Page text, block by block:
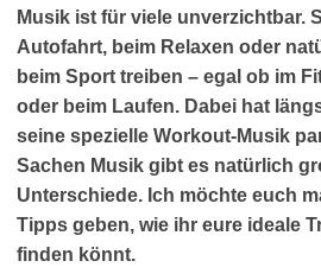
Musik ist für viele unverzichtbar.
Autofahrt, beim Relaxen oder
beim Sport treiben – egal ob im
oder beim Laufen. Dabei hat
seine spezielle Workout-Musik
Sachen Musik gibt es natürlich
Unterschiede. Ich möchte euch
Tipps geben, wie ihr eure ideale
finden könnt.